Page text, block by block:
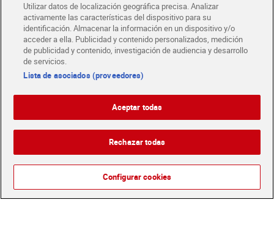
Cepillo de dientes x-action
unidades
1,30 € (0,65 €/UNIDAD)
Añadir
Cepillos interdentales
extrafinos Dia Imaqe 6
unidades
1,50 € (0,25 €/UNIDAD)
Añadir
Utilizar datos de localización geográfica precisa. Analizar
activamente las características del dispositivo para su
identificación. Almacenar la información en un dispositivo y/o
acceder a ella. Publicidad y contenido personalizados, medición
de publicidad y contenido, investigación de audiencia y desarrollo
de servicios.
Lista de asociados (proveedores)
Aceptar todas
Rechazar todas
Configurar cookies